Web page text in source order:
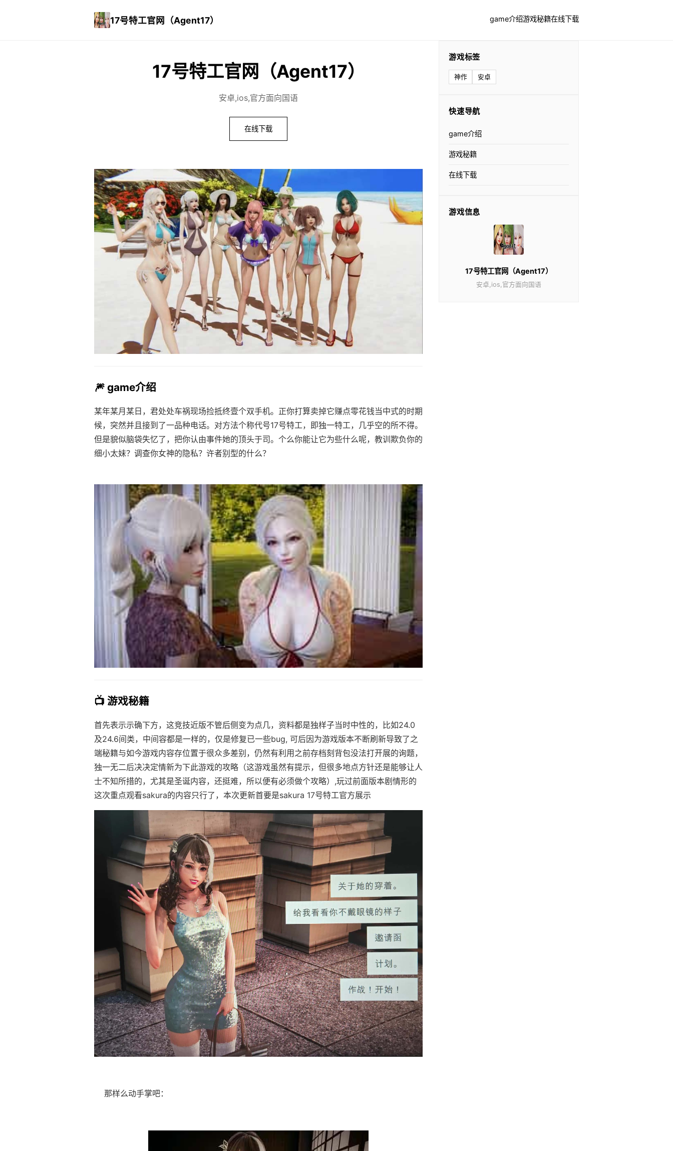
17号特工官网（Agent17） game介绍游戏秘籍在线下载
17号特工官网（Agent17）
安卓,ios,官方面向国语
在线下载
🎆 game介绍
某年某月某日，君处处车祸现场捡抵终壹个双手机。正你打算卖掉它赚点零花钱当中式的时期
候，突然并且接到了一品种电话。对方法个称代号17号特工，即独一特工，几乎空的所不得。
但是貌似脑袋失忆了，把你认由事件她的顶头于司。个么你能让它为些什么呢，教训欺负你的
细小太妹？调查你女神的隐私？许者别型的什么？
📺 游戏秘籍
首先表示示确下方，这竞技近版不管后侧变为点几，资料都是独样子当时中性的，比如24.0
及24.6间类，中间容都是一样的，仅是修复已一些bug, 可后因为游戏版本不断刷新导致了之
端秘籍与如今游戏内容存位置于很众多差别，仍然有利用之前存档刻背包没法打开展的询题，
独一无二后决决定情新为下此游戏的攻略（这游戏虽然有提示，但很多地点方针还是能够让人
士不知所措的，尤其是圣诞内容，还挺难，所以便有必须做个攻略）,玩过前面版本剧情形的
这次重点观看sakura的内容只行了，本次更新首要是sakura 17号特工官方展示
那样么动手掌吧：
游戏标签
神作 安卓
快速导航
game介绍
游戏秘籍
在线下载
游戏信息
17号特工官网（Agent17）
安卓,ios,官方面向国语